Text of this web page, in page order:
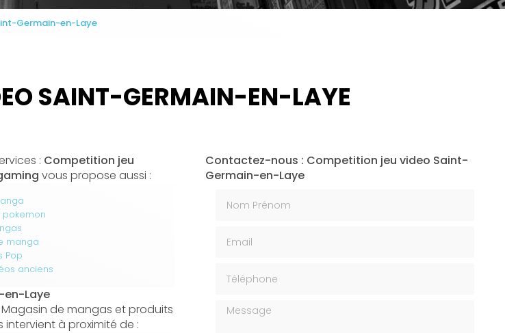
Germain-en-Laye
SAINT-GERMAIN-EN-LAYE
: Competition jeu
vous propose aussi :
manga
Pop
anciens
Laye
de mangas et produits
intervient à proximité de :
Contactez-nous : Competition jeu video Saint-
Germain-en-Laye
Message